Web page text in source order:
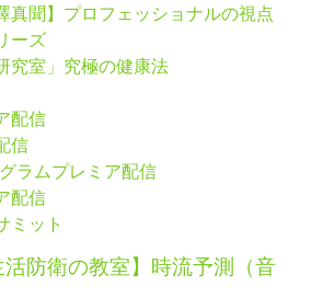
真聞】プロフェッショナルの視点
ーズ
究室」究極の健康法
配信
信
ラムプレミア配信
配信
ミット
防衛の教室】時流予測（音